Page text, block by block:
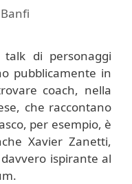
talk di personaggi
pubblicamente in
coach, nella
che raccontano
per esempio, è
Xavier Zanetti,
ispirante al